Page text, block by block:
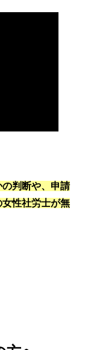
判断や、申請
性社労士が無